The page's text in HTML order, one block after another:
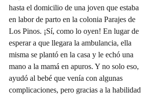
hasta el domicilio de una joven que estaba
en labor de parto en la colonia Parajes de
Los Pinos. ¡Sí, como lo oyen! En lugar de
esperar a que llegara la ambulancia, ella
misma se plantó en la casa y le echó una
mano a la mamá en apuros. Y no solo eso,
ayudó al bebé que venía con algunas
complicaciones, pero gracias a la habilidad